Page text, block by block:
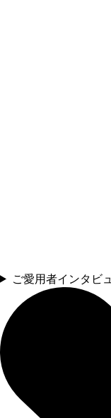
ご愛用者インタビ